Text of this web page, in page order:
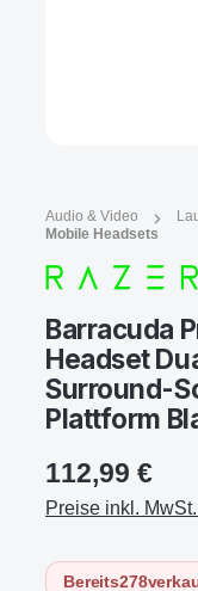
Audio & Video
Mobile Headsets
Barracuda
Headset
Surround-
Plattform
112,99 €
Preise inkl.
Bereits278